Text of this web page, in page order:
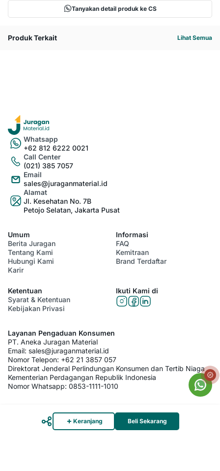
Tanyakan detail produk ke CS
Produk Terkait Lihat Semua
Whatsapp
+62 812 6222 0021
Call Center
(021) 385 7057
Email
sales@juraganmaterial.id
Alamat
Jl. Kesehatan No. 7B
Petojo Selatan, Jakarta Pusat
Umum
Berita Juragan
Tentang Kami
Hubungi Kami
Karir
Informasi
FAQ
Kemitraan
Brand Terdaftar
Ketentuan
Syarat & Ketentuan
Kebijakan Privasi
Ikuti Kami di
Layanan Pengaduan Konsumen
PT. Aneka Juragan Material
Email: sales@juraganmaterial.id
Nomor Telepon: +62 21 3857 057
Direktorat Jenderal Perlindungan Konsumen dan Tertib Niaga
Kementerian Perdagangan Republik Indonesia
Nomor Whatsapp: 0853-1111-1010
Keranjang Beli Sekarang